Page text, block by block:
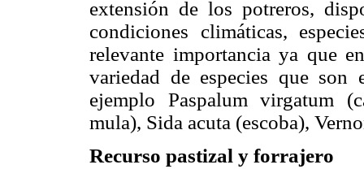
extensión de los potreros,
condiciones climáticas,
relevante importancia ya que
variedad de especies que
ejemplo Paspalum virgatum
mula), Sida acuta (escoba),
Recurso pastizal y forrajero